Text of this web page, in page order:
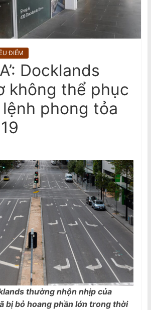
Visit to Australia by the General
Secretary and President of the
Socialist Republic of Vietnam
ĐIỂM
Docklands
không thể phục
phong tỏa
thường nhộn nhịp của
bị bỏ hoang phần lớn trong thời